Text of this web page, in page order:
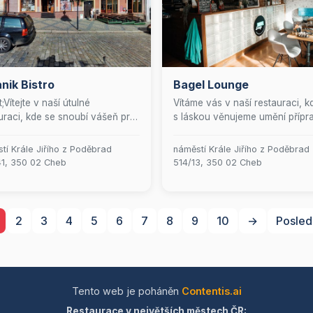
Bistro
v naší útulné
kde se snoubí vášeň pro
se každý host cítí jako doma.
si pochutnat na pečlivě
vám poskytli
kulinářský zážitek
Krále Jiřího z Poděbrad
350 02 Cheb
Bagel Lounge
Vítáme vás v naší restauraci,
s láskou věnujeme umění
obohaceno o čerstvé saláty a
pečlivě vybrané nápoje, které
služby a spolehlivý rozvoz jídel,
abychom vám mohli přinést
okouzlit chutěmi, které vás
na kulinářskou cestu plnou
náměstí Krále Jiřího z Poděbrad
514/13, 350 02 Cheb
2 3 4 5 6 7 8 9 10 →
Tento web je poháněn Contentis.ai
Restaurace v největších městech ČR: